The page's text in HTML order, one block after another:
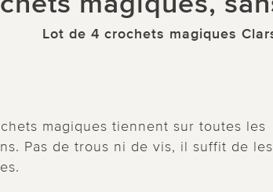
Lot de 4 crochets magiques
magiques tiennent sur toutes les
Pas de trous ni de vis, il suffit de les